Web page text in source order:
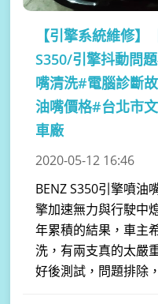
【引擎系統維修】
S350/引擎抖動問
嘴清洗#電腦診斷
油嘴價格#台北市
車廠
2020-05-12 16:46
BENZ S350引擎噴油
擎加速無力與行駛中
年累積的結果，車主
洗，有兩支真的太嚴
好後測試，問題排除